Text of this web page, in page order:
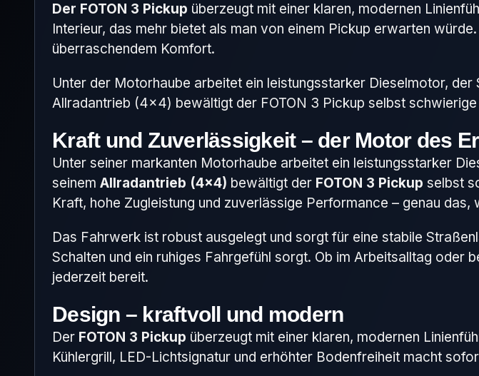
Der FOTON 3 Pickup überzeugt mit einer klaren, modernen
Interieur, das mehr bietet als man von einem Pickup erwarten
überraschendem Komfort.
Unter der Motorhaube arbeitet ein leistungsstarker Dieselmotor,
Allradantrieb (4×4) bewältigt der FOTON 3 Pickup selbst
Kraft und Zuverlässigkeit – der Motor des
Unter seiner markanten Motorhaube arbeitet ein leistungsstarker
seinem Allradantrieb (4×4) bewältigt der FOTON 3 Pickup selbst
Kraft, hohe Zugleistung und zuverlässige Performance – genau das,
Das Fahrwerk ist robust ausgelegt und sorgt für eine stabile
Schalten und ein ruhiges Fahrgefühl sorgt. Ob im Arbeitsalltag oder
jederzeit bereit.
Design – kraftvoll und modern
Der FOTON 3 Pickup überzeugt mit einer klaren, modernen
Kühlergrill, LED-Lichtsignatur und erhöhter Bodenfreiheit macht